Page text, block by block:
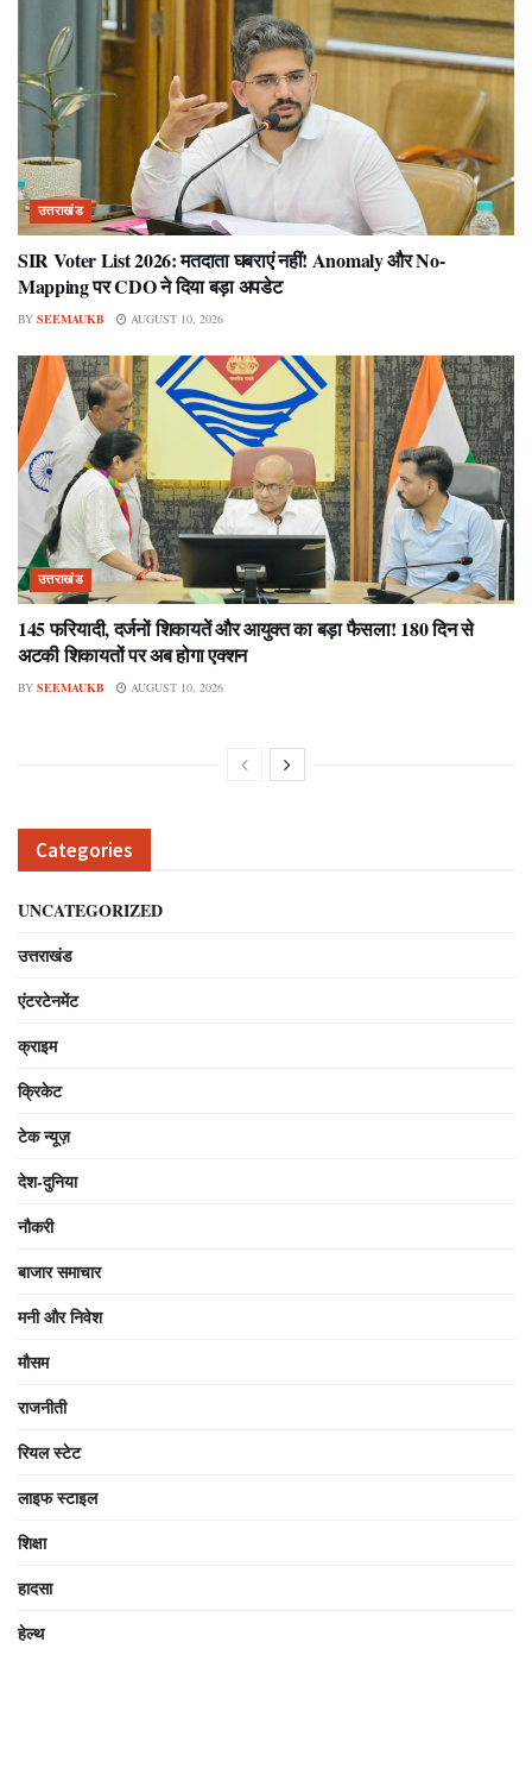
उत्तराखंड
SIR Voter List 2026: मतदाता घबराएं नहीं! Anomaly और No-
Mapping पर CDO ने दिया बड़ा अपडेट
BY SEEMAUKB AUGUST 10, 2026
उत्तराखंड
145 फरियादी, दर्जनों शिकायतें और आयुक्त का बड़ा फैसला! 180 दिन से
अटकी शिकायतों पर अब होगा एक्शन
BY SEEMAUKB AUGUST 10, 2026
Categories
UNCATEGORIZED
उत्तराखंड
एंटरटेनमेंट
क्राइम
क्रिकेट
टेक न्यूज़
देश-दुनिया
नौकरी
बाजार समाचार
मनी और निवेश
मौसम
राजनीती
रियल स्टेट
लाइफ स्टाइल
शिक्षा
हादसा
हेल्थ